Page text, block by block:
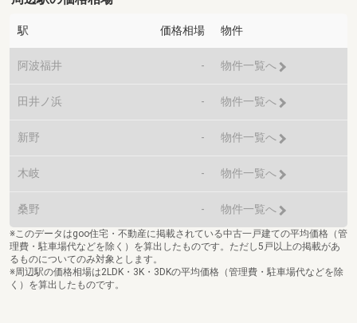
駅 価格相場 物件
阿波福井 - 物件一覧へ
田井ノ浜 - 物件一覧へ
新野 - 物件一覧へ
木岐 - 物件一覧へ
桑野 - 物件一覧へ
※このデータはgoo住宅・不動産に掲載されている中古一戸建ての平均価格（管
理費・駐車場代などを除く）を算出したものです。ただし5戸以上の掲載があ
るものについてのみ対象とします。
※周辺駅の価格相場は2LDK・3K・3DKの平均価格（管理費・駐車場代などを除
く）を算出したものです。